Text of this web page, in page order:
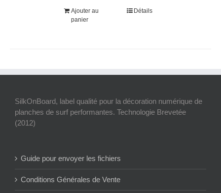
Ajouter au
panier
Détails
SilkOnBoard, label qualité pour la décoration numérique de
planches de surf performantes. Technologie Brevetée
(2012)
Guide pour envoyer les fichiers
Conditions Générales de Vente